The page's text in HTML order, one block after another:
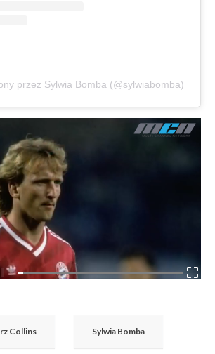
przez Sylwia Bomba (@sylwiabomba)
Collins Sylwia Bomba